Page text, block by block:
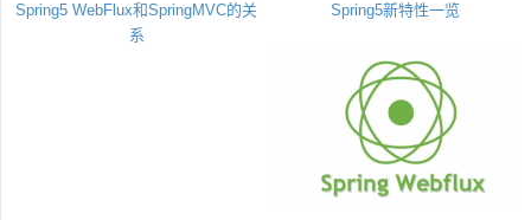
Spring5 WebFlux和SpringMVC的关
系
Spring5新特性一览